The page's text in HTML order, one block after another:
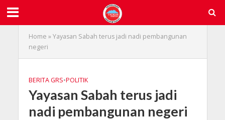
Home »Yayasan Sabah terus jadi nadi pembangunan
negeri
BERITA GRS•POLITIK
Yayasan Sabah terus jadi
nadi pembangunan negeri